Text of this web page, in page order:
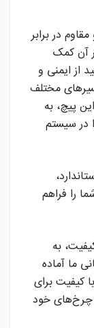
در برابر
آن کمک
از ایمنی و
مختلف
پیچ، به
در سیستم
را فراهم
به
ما آماده
کیفیت برای
چرخ‌های خود